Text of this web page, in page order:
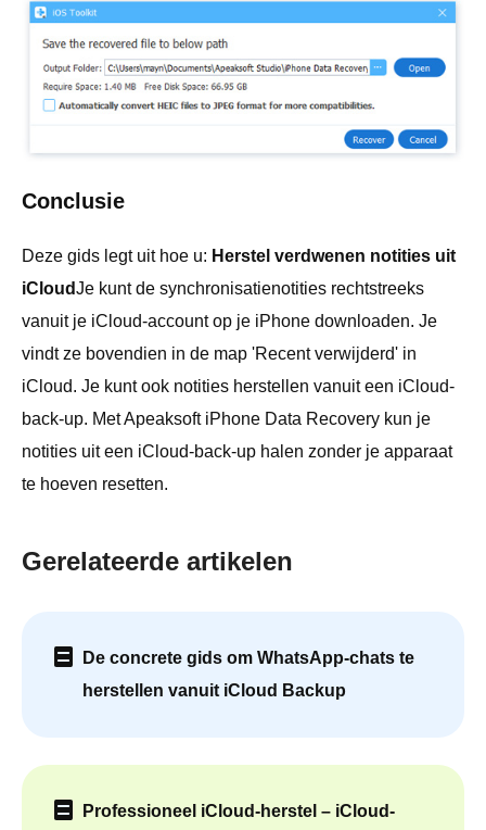
Conclusie
Deze gids legt uit hoe u: Herstel verdwenen notities uit
iCloudJe kunt de synchronisatienotities rechtstreeks
vanuit je iCloud-account op je iPhone downloaden. Je
vindt ze bovendien in de map 'Recent verwijderd' in
iCloud. Je kunt ook notities herstellen vanuit een iCloud-
back-up. Met Apeaksoft iPhone Data Recovery kun je
notities uit een iCloud-back-up halen zonder je apparaat
te hoeven resetten.
Gerelateerde artikelen
De concrete gids om WhatsApp-chats te
herstellen vanuit iCloud Backup
Professioneel iCloud-herstel – iCloud-